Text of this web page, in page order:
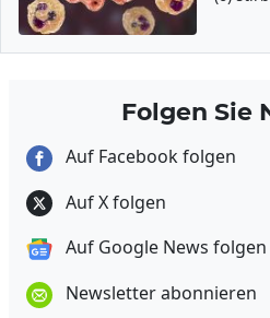
Folgen Sie
Auf Facebook folgen
Auf X folgen
Auf Google News folgen
Newsletter abonnieren